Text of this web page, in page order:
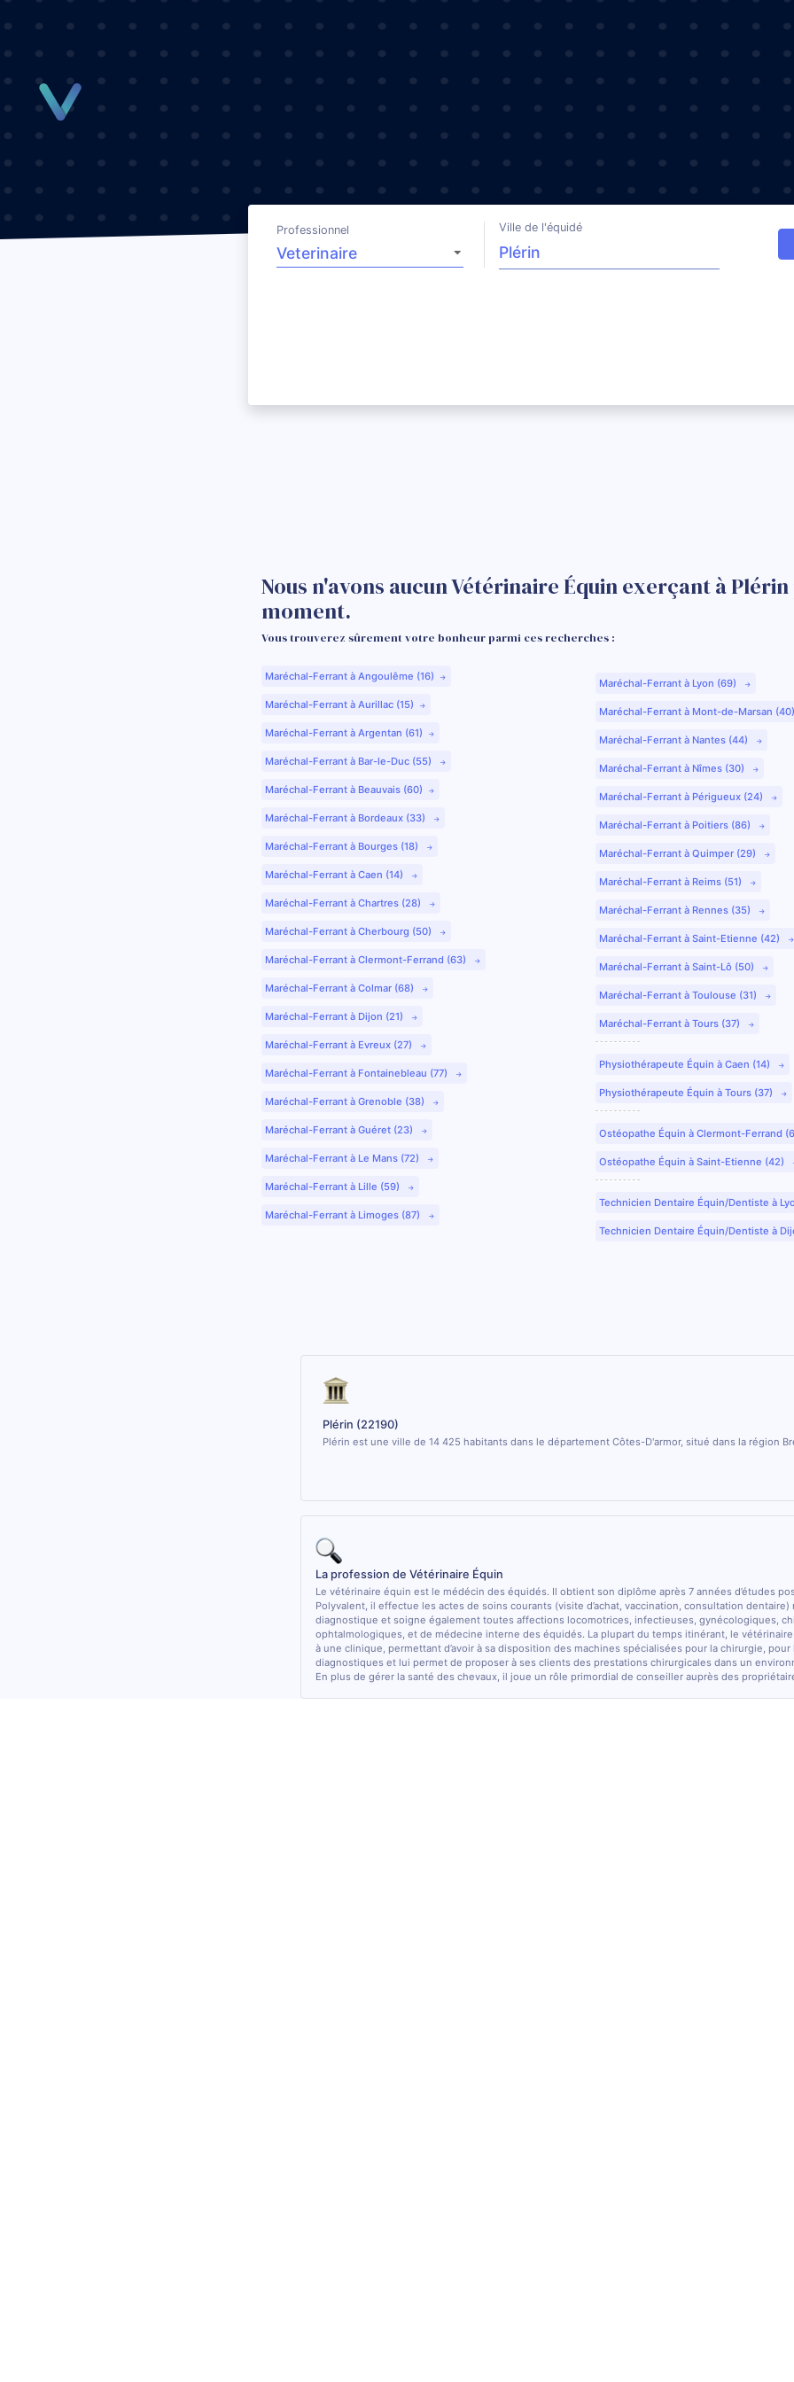
Professionnel Ville de l'équidé
Nous n'avons aucun Vétérinaire Équin exerçant à
moment.
Vous trouverez sûrement votre bonheur parmi ces recherches :
Maréchal-Ferrant à Angoulême (16)
Maréchal-Ferrant à Aurillac (15)
Maréchal-Ferrant à Argentan (61)
Maréchal-Ferrant à Bar-le-Duc (55)
Maréchal-Ferrant à Beauvais (60)
Maréchal-Ferrant à Bordeaux (33)
Maréchal-Ferrant à Bourges (18)
Maréchal-Ferrant à Caen (14)
Maréchal-Ferrant à Chartres (28)
Maréchal-Ferrant à Cherbourg (50)
Maréchal-Ferrant à Clermont-Ferrand (63)
Maréchal-Ferrant à Colmar (68)
Maréchal-Ferrant à Dijon (21)
Maréchal-Ferrant à Evreux (27)
Maréchal-Ferrant à Fontainebleau (77)
Maréchal-Ferrant à Grenoble (38)
Maréchal-Ferrant à Guéret (23)
Maréchal-Ferrant à Le Mans (72)
Maréchal-Ferrant à Lille (59)
Maréchal-Ferrant à Limoges (87)
Maréchal-Ferrant à Lyon (69)
Maréchal-Ferrant à Mont-de-Marsan
Maréchal-Ferrant à Nantes (44)
Maréchal-Ferrant à Nîmes (30)
Maréchal-Ferrant à Périgueux (24)
Maréchal-Ferrant à Poitiers (86)
Maréchal-Ferrant à Quimper (29)
Maréchal-Ferrant à Reims (51)
Maréchal-Ferrant à Rennes (35)
Maréchal-Ferrant à Saint-Etienne (42)
Maréchal-Ferrant à Saint-Lô (50)
Maréchal-Ferrant à Toulouse (31)
Maréchal-Ferrant à Tours (37)
Physiothérapeute Équin à Caen (14)
Physiothérapeute Équin à Tours (37)
Ostéopathe Équin à Clermont-Ferrand
Ostéopathe Équin à Saint-Etienne (42)
Technicien Dentaire Équin/Dentiste à
Technicien Dentaire Équin/Dentiste à
Plérin (22190)
Plérin est une ville de 14 425 habitants dans le département Côtes-D'armor, situé dans la région
La profession de Vétérinaire Équin
Le vétérinaire équin est le médécin des équidés. Il obtient son diplôme après 7 années d’études
Polyvalent, il effectue les actes de soins courants (visite d’achat, vaccination, consultation dentaire)
diagnostique et soigne également toutes affections locomotrices, infectieuses, gynécologiques,
ophtalmologiques, et de médecine interne des équidés. La plupart du temps itinérant, le
à une clinique, permettant d’avoir à sa disposition des machines spécialisées pour la chirurgie,
diagnostiques et lui permet de proposer à ses clients des prestations chirurgicales dans un
En plus de gérer la santé des chevaux, il joue un rôle primordial de conseiller auprès des